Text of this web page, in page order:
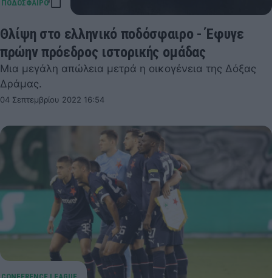
Θλίψη στο ελληνικό ποδόσφαιρο - Έφυγε
πρώην πρόεδρος ιστορικής ομάδας
Μια μεγάλη απώλεια μετρά η οικογένεια της Δόξας
Δράμας.
04 Σεπτεμβρίου 2022 16:54